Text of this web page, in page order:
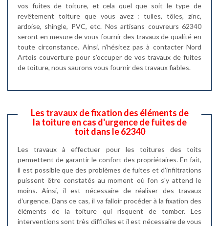
vos fuites de toiture, et cela quel que soit le type de
revêtement toiture que vous avez : tuiles, tôles, zinc,
ardoise, shingle, PVC, etc. Nos artisans couvreurs 62340
seront en mesure de vous fournir des travaux de qualité en
toute circonstance. Ainsi, n’hésitez pas à contacter Nord
Artois couverture pour s’occuper de vos travaux de fuites
de toiture, nous saurons vous fournir des travaux fiables.
Les travaux de fixation des éléments de
la toiture en cas d'urgence de fuites de
toit dans le 62340
Les travaux à effectuer pour les toitures des toits
permettent de garantir le confort des propriétaires. En fait,
il est possible que des problèmes de fuites et d'infiltrations
puissent être constatés au moment où l'on s'y attend le
moins. Ainsi, il est nécessaire de réaliser des travaux
d'urgence. Dans ce cas, il va falloir procéder à la fixation des
éléments de la toiture qui risquent de tomber. Les
interventions sont très difficiles et il est nécessaire de vous